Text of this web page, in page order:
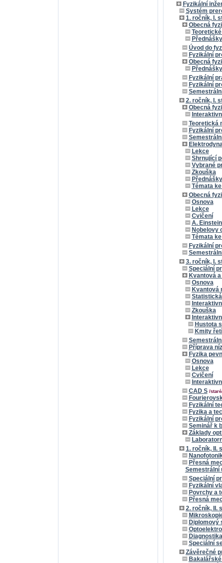
Fyzikální
Systém
1. ročník, I.
Obecná
Přednášky
Úvod do
Fyzikální
Obecná
Přednášky
Fyzikální
Fyzikální
2. ročník, I.
Obecná
Teoretická
Fyzikální
Lekce
Shrnující
Vybrané
Zkouška
Přednášky
Témata
Obecná
Osnova
Lekce
Cvičení
A.
Nobelovy
Témata
Fyzikální
3. ročník, I.
Speciální
Kvantová
Osnova
Kvantová
Zkouška
Hustota
Kmity
Příprava
Fyzika
Osnova
Lekce
Cvičení
CAD S /
Fyzikální
Fyzika a
Fyzikální
Seminář k
Základy
1. ročník, II.
Přesná
Semestrální
Speciální
Fyzikální
Povrchy a
Přesná
2. ročník, II.
Diplomový
Speciální
Závěrečné